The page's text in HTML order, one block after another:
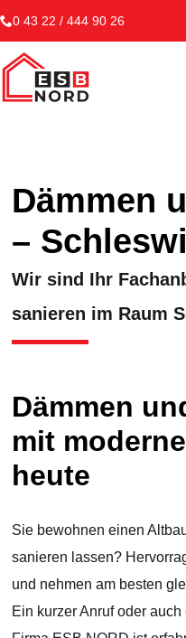
0 43 22 / 444 90 26
Dämmen
–
Wir sind Ihr
sanieren im Raum
Dämmen
mit
heute
Sie bewohnen einen
sanieren lassen?
und nehmen am besten
Ein kurzer Anruf oder